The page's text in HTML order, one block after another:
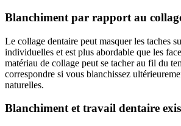
Blanchiment par rapport au
Le collage dentaire peut masquer les taches
individuelles et est plus abordable que les
matériau de collage peut se tacher au fil du
correspondre si vous blanchissez
naturelles.
Blanchiment et travail dentaire